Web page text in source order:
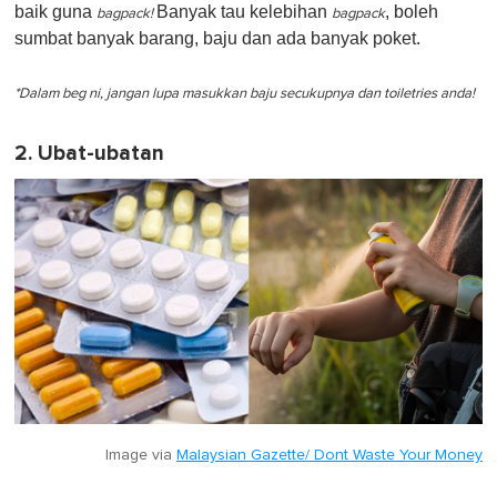
baik guna bagpack! Banyak tau kelebihan bagpack, boleh
sumbat banyak barang, baju dan ada banyak poket.
*Dalam beg ni, jangan lupa masukkan baju secukupnya dan toiletries anda!
2. Ubat-ubatan
Image via Malaysian Gazette/ Dont Waste Your Money